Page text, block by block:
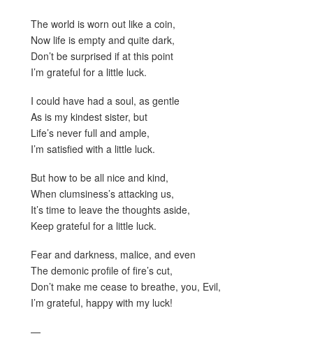
The world is worn out like a coin,
Now life is empty and quite dark,
Don’t be surprised if at this point
I’m grateful for a little luck.
I could have had a soul, as gentle
As is my kindest sister, but
Life’s never full and ample,
I’m satisfied with a little luck.
But how to be all nice and kind,
When clumsiness’s attacking us,
It’s time to leave the thoughts aside,
Keep grateful for a little luck.
Fear and darkness, malice, and even
The demonic profile of fire’s cut,
Don’t make me cease to breathe, you, Evil,
I’m grateful, happy with my luck!
—